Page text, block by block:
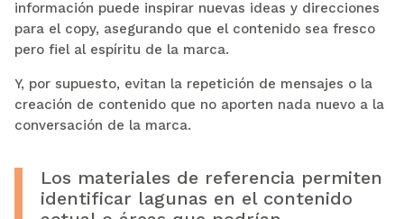
información puede inspirar nuevas ideas y direcciones
para el copy, asegurando que el contenido sea fresco
pero fiel al espíritu de la marca.
Y, por supuesto, evitan la repetición de mensajes o la
creación de contenido que no aporten nada nuevo a la
conversación de la marca.
Los materiales de referencia permiten
identificar lagunas en el contenido